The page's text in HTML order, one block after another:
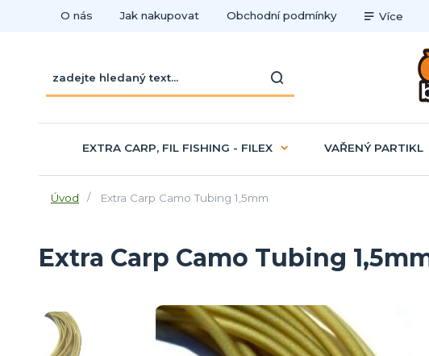
O nás Jak nakupovat Obchodní podmínky Více
EXTRA CARP, FIL FISHING - FILEX VAŘENÝ PARTIKL
Úvod Extra Carp Camo Tubing 1,5mm
Extra Carp Camo Tubing